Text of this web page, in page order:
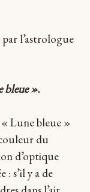
l’astrologue
bleue ».
Lune bleue »
du
d’optique
s’il y a de